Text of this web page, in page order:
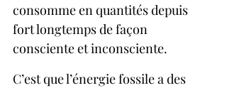
consomme en quantités depuis
fort longtemps de façon
consciente et inconsciente.
C’est que l’énergie fossile a des